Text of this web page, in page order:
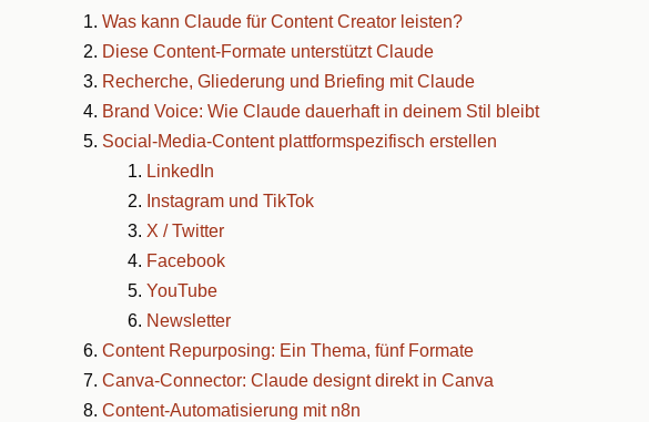
Was kann Claude für Content Creator leisten?
Diese Content-Formate unterstützt Claude
Recherche, Gliederung und Briefing mit Claude
Brand Voice: Wie Claude dauerhaft in deinem Stil bleibt
Social-Media-Content plattformspezifisch erstellen
LinkedIn
Instagram und TikTok
X / Twitter
Facebook
YouTube
Newsletter
Content Repurposing: Ein Thema, fünf Formate
Canva-Connector: Claude designt direkt in Canva
Content-Automatisierung mit n8n